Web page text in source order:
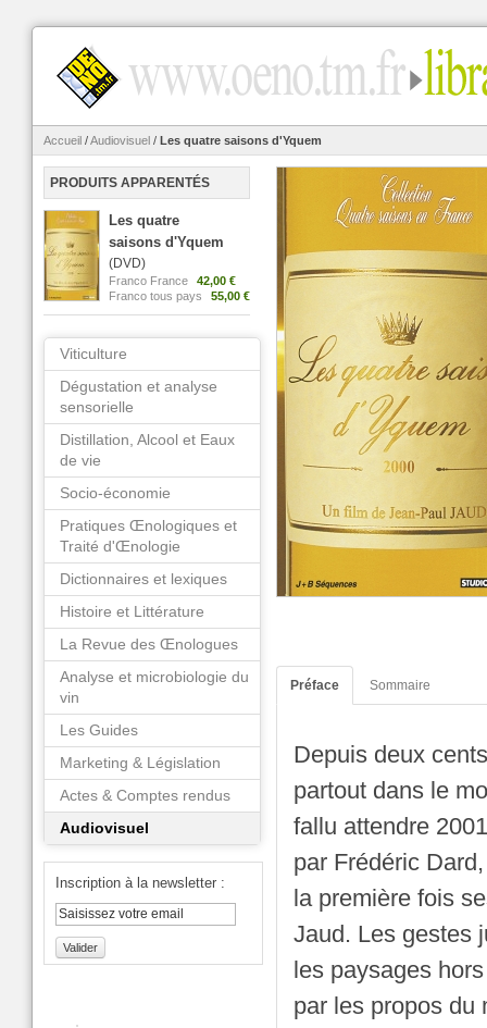
Accueil /Audiovisuel / Les quatre saisons d'Yquem
Préface Sommaire
Depuis deux
partout dans le
fallu attendre
par Frédéric
la première fois
Jaud. Les gestes
les paysages
par les propos du
PRODUITS APPARENTÉS
Les quatre
saisons d'Yquem
(DVD)
Franco France
42,00 €
Franco tous pays
55,00 €
Viticulture
Dégustation et analyse
sensorielle
Distillation, Alcool et Eaux
de vie
Socio-économie
Pratiques Œnologiques et
Traité d'Œnologie
Dictionnaires et lexiques
Histoire et Littérature
La Revue des Œnologues
Analyse et microbiologie du
vin
Les Guides
Marketing & Législation
Actes & Comptes rendus
Audiovisuel
Inscription à la newsletter :
Valider